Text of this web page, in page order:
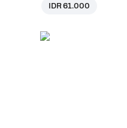
IDR 61.000